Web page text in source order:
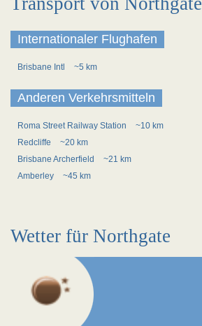
Internationaler Flughafen
Brisbane Intl ~5 km
Anderen Verkehrsmitteln
Roma Street Railway Station
~10 km
Redcliffe
~20 km
Brisbane Archerfield
~21 km
Amberley
~45 km
Wetter für Northgate